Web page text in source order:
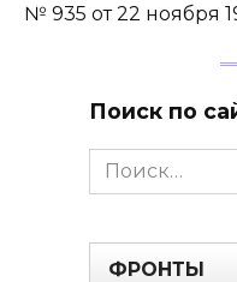
№ 935 от 22 ноября
Поиск по
Search
for:
ФРОНТЫ